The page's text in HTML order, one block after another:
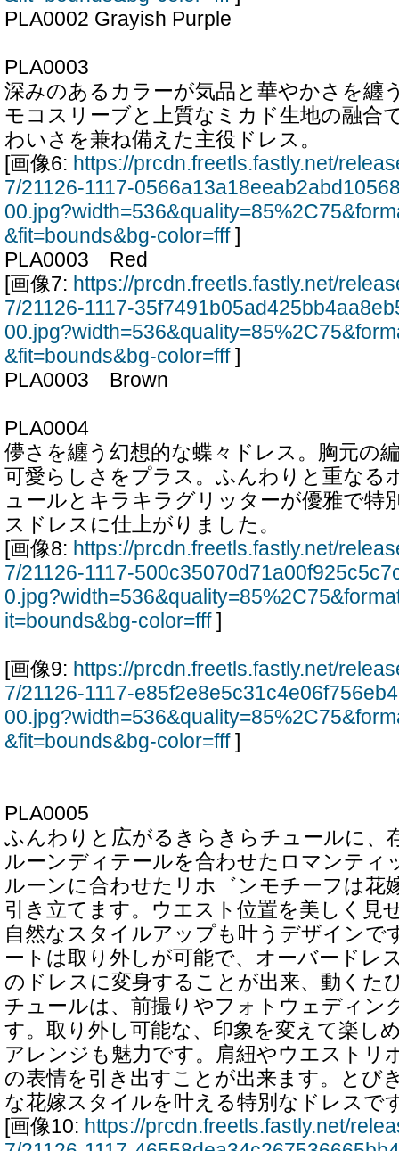
PLA0002 Grayish Purple
PLA0003
深みのあるカラーが気品と華やかさを纏
モコスリーブと上質なミカド生地の融合
わいさを兼ね備えた主役ドレス。
[画像6: https://prcdn.freetls.fastly.net/
7/21126-1117-
&fit=bounds&bg-color=fff]
PLA0003 Red
[画像7: https://prcdn.freetls.fastly.net/
7/21126-1117-
&fit=bounds&bg-color=fff]
PLA0003 Brown
PLA0004
儚さを纏う幻想的な蝶々ドレス。胸元の
可愛らしさをプラス。ふんわりと重なる
ュールとキラキラグリッターが優雅で特
スドレスに仕上がりました。
[画像8: https://prcdn.freetls.fastly.net/
7/21126-1117-
it=bounds&bg-color=fff]
[画像9: https://prcdn.freetls.fastly.net/
7/21126-1117-
&fit=bounds&bg-color=fff]
PLA0005
ふんわりと広がるきらきらチュールに、
ルーンディテールを合わせたロマンティ
ルーンに合わせたリホ゛ンモチーフは花
引き立てます。ウエスト位置を美しく見
自然なスタイルアップも叶うデザインで
ートは取り外しが可能で、オーバードレ
のドレスに変身することが出来、動くた
チュールは、前撮りやフォトウェディン
す。取り外し可能な、印象を変えて楽し
アレンジも魅力です。肩紐やウエストリ
の表情を引き出すことが出来ます。とび
な花嫁スタイルを叶える特別なドレスで
[画像10: https://prcdn.freetls.fastly.net/